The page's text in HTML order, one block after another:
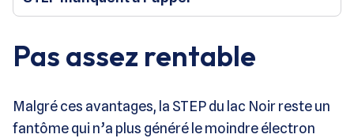
Pas assez rentable
Malgré ces avantages, la STEP du lac Noir reste un
fantôme qui n’a plus généré le moindre électron